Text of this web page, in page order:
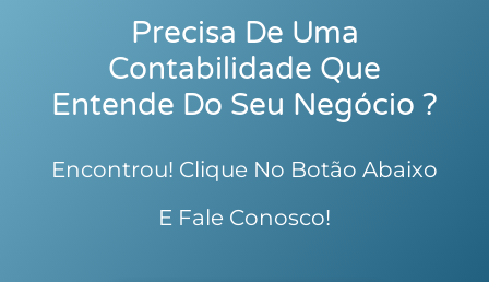
Precisa De Uma
Contabilidade Que
Entende Do Seu Negócio ?
Encontrou! Clique No Botão Abaixo
E Fale Conosco!